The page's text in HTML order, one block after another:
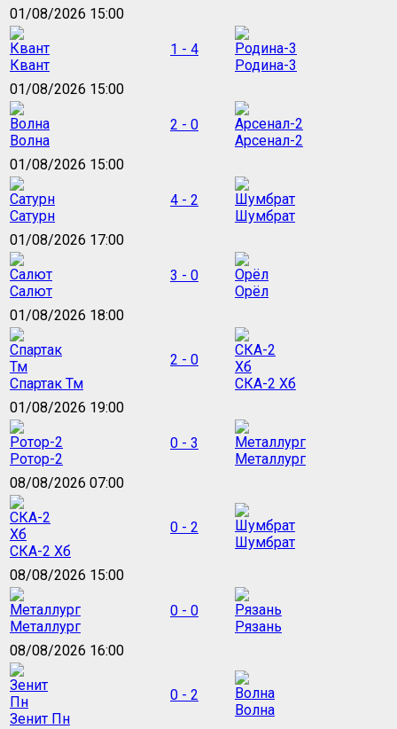
01/08/2026 15:00
Квант
1 - 4
Родина-3
01/08/2026 15:00
Волна
2 - 0
Арсенал-2
01/08/2026 15:00
Сатурн
4 - 2
Шумбрат
01/08/2026 17:00
Салют
3 - 0
Орёл
01/08/2026 18:00
Спартак Тм
2 - 0
СКА-2 Хб
01/08/2026 19:00
Ротор-2
0 - 3
Металлург
08/08/2026 07:00
СКА-2 Хб
0 - 2
Шумбрат
08/08/2026 15:00
Металлург
0 - 0
Рязань
08/08/2026 16:00
Зенит Пн
0 - 2
Волна